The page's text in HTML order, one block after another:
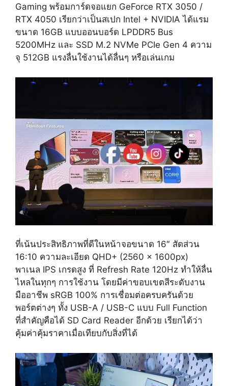
Gaming พร้อมการ์ดจอแยก GeForce RTX 3050 /
RTX 4050 เรียกว่าเป็นสเปก Intel + NVIDIA ได้แรม
ขนาด 16GB แบบออนบอร์ด LPDDR5 Bus
5200MHz และ SSD M.2 NVMe PCIe Gen 4 ความ
จุ 512GB แรงลื่นใช้งานได้ลื่นๆ หรือเล่นเกม
ที่เน้นประสิทธิภาพที่ดีในหน้าจอขนาด 16″ สัดส่วน
16:10 ความละเอียด QHD+ (2560 x 1600px)
พาเนล IPS เกรดสูง ที่ Refresh Rate 120Hz ทำให้ลื่น
ไหลในทุกๆ การใช้งาน โดยมีค่าขอบเขตสีระดับงาน
มืออาชีพ sRGB 100% การเชื่อมต่อครบครันด้วย
พอร์ตต่างๆ ทั้ง USB-A / USB-C แบบ Full Function
ที่สำคัญคือได้ SD Card Reader อีกด้วย เรียกได้ว่า
คุ้มค่าคุ้มราคาเมื่อเทียบกับสิ่งที่ได้